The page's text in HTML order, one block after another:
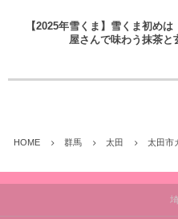
【2025年雪くま】雪くま初め
屋さんで味わう抹茶と
HOME 群馬 太田 太田市